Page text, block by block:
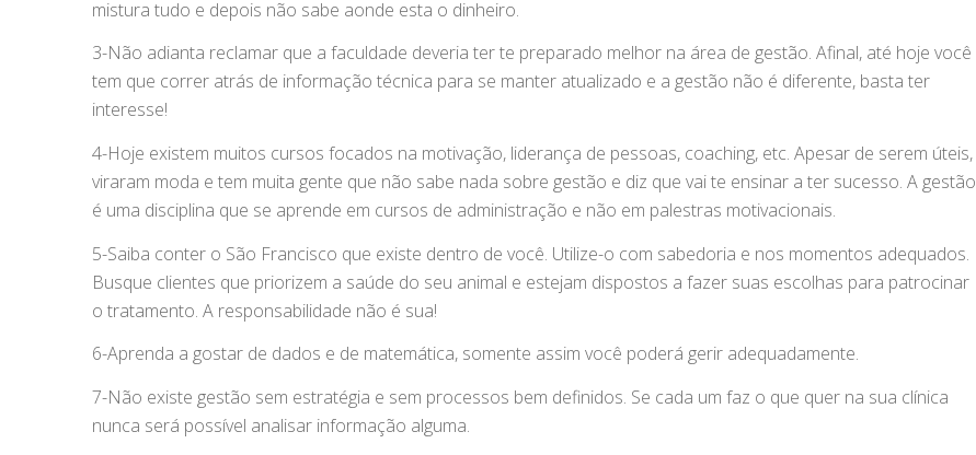
mistura tudo e depois não sabe aonde esta o dinheiro.
3-Não adianta reclamar que a faculdade deveria ter te preparado melhor na área de gestão. Afinal, até hoje você
tem que correr atrás de informação técnica para se manter atualizado e a gestão não é diferente, basta ter
interesse!
4-Hoje existem muitos cursos focados na motivação, liderança de pessoas, coaching, etc. Apesar de serem úteis,
viraram moda e tem muita gente que não sabe nada sobre gestão e diz que vai te ensinar a ter sucesso. A gestão
é uma disciplina que se aprende em cursos de administração e não em palestras motivacionais.
5-Saiba conter o São Francisco que existe dentro de você. Utilize-o com sabedoria e nos momentos adequados.
Busque clientes que priorizem a saúde do seu animal e estejam dispostos a fazer suas escolhas para patrocinar
o tratamento. A responsabilidade não é sua!
6-Aprenda a gostar de dados e de matemática, somente assim você poderá gerir adequadamente.
7-Não existe gestão sem estratégia e sem processos bem definidos. Se cada um faz o que quer na sua clínica
nunca será possível analisar informação alguma.